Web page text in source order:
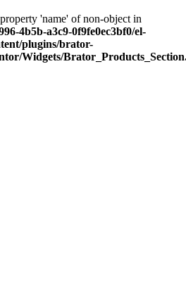
'name' of non-object in
4b5b-a3c9-0f9fe0ec3bf0/el-
plugins/brator-
Widgets/